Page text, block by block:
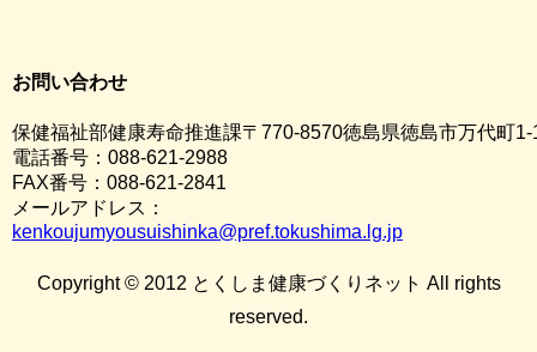
お問い合わせ
保健福祉部健康寿命推進課〒770-8570徳島県徳島市万代町1-
電話番号：088-621-2988
FAX番号：088-621-2841
メールアドレス：
kenkoujumyousuishinka@pref.tokushima.lg.jp
Copyright © 2012 とくしま健康づくりネット All rights
reserved.